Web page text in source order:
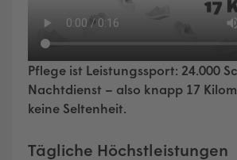
Pflege ist Leistungssport: 24.000
Nachtdienst – also knapp 17
keine Seltenheit.
Tägliche Höchstleistungen